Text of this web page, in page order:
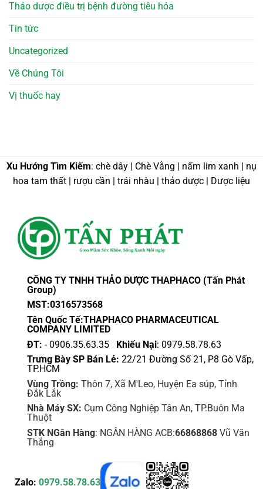
Thảo dược điều trị bệnh đường tiêu hóa
Tin tức
Uncategorized
Về Chúng Tôi
Vị thuốc hay
Xu Hướng Tìm Kiếm: chè dây | Chè Vằng | nấm lim xanh | nụ
hoa tam thất | rượu cần | trái nhàu | thảo dược | Dược liệu
CÔNG TY TNHH THẢO DƯỢC THAPHACO (Tấn Phát
Group)
MST:0316573568
Tên Quốc Tế:THAPHACO PHARMACEUTICAL
COMPANY LIMITED
ĐT: - 0906.35.63.35 Khiếu Nại: 0979.58.78.63
Trưng Bày SP Bán Lẻ: 22/21 Đường Số 21, P8 Gò Vấp,
TP.HCM
Vùng Trồng: Thôn 7, Xã M'Leo, Huyện Ea súp, Tỉnh
Đắk Lắk
Nhà Máy SX: Cụm Công Nghiệp Tân An, TP.Buôn Ma
Thuột
STK NGân Hàng: NGÂN HÀNG ACB:66868868Vũ Văn
Thắng
Zalo: 0979.58.78.63